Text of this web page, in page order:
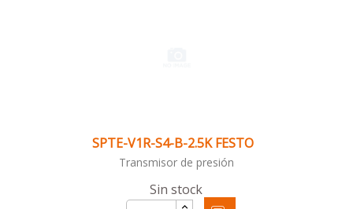
SPTE-V1R-S4-B-2.5K FESTO
Transmisor de presión
Sin stock